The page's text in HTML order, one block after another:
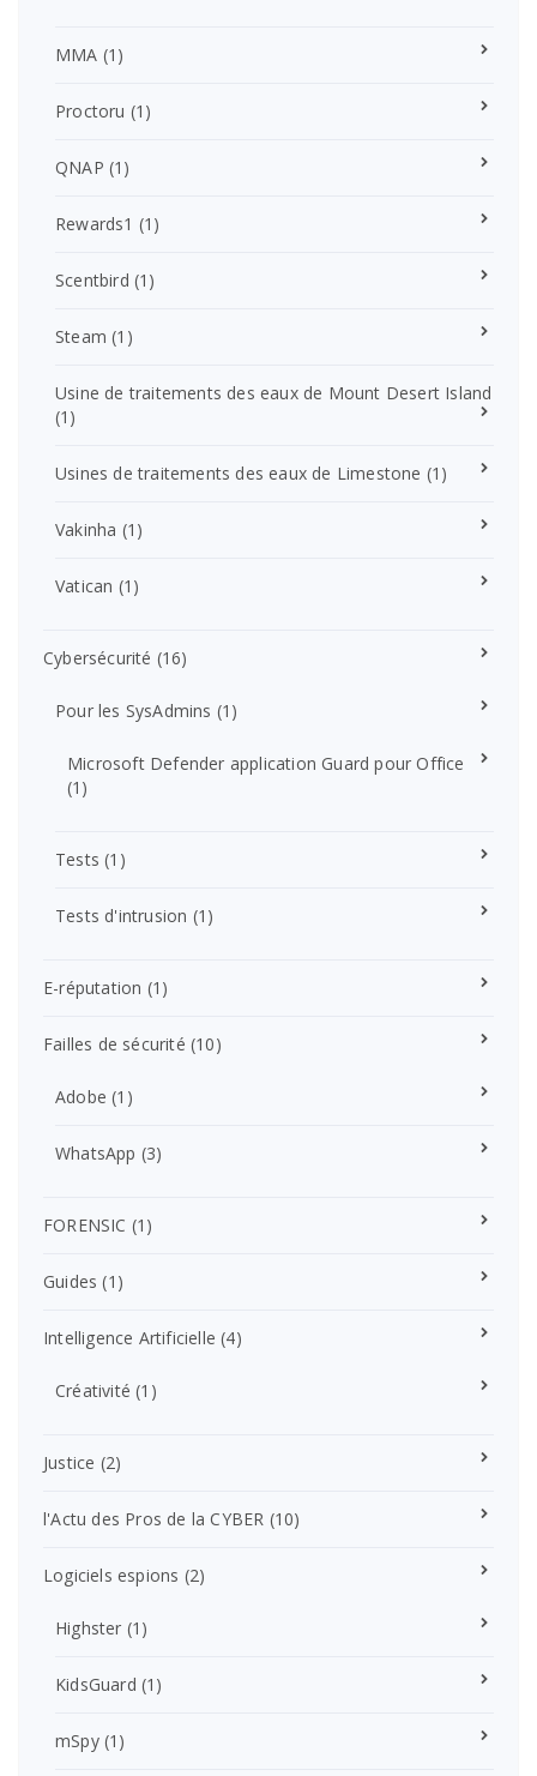
MMA (1)
Proctoru (1)
QNAP (1)
Rewards1 (1)
Scentbird (1)
Steam (1)
Usine de traitements des eaux de Mount Desert Island
(1)
Usines de traitements des eaux de Limestone (1)
Vakinha (1)
Vatican (1)
Cybersécurité (16)
Pour les SysAdmins (1)
Microsoft Defender application Guard pour Office
(1)
Tests (1)
Tests d'intrusion (1)
E-réputation (1)
Failles de sécurité (10)
Adobe (1)
WhatsApp (3)
FORENSIC (1)
Guides (1)
Intelligence Artificielle (4)
Créativité (1)
Justice (2)
l'Actu des Pros de la CYBER (10)
Logiciels espions (2)
Highster (1)
KidsGuard (1)
mSpy(1)